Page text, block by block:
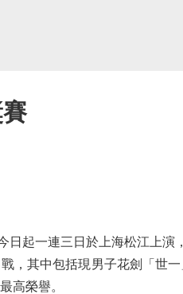
一連三日於上海松江上演
，其中包括現男子花劍「世
高榮譽。